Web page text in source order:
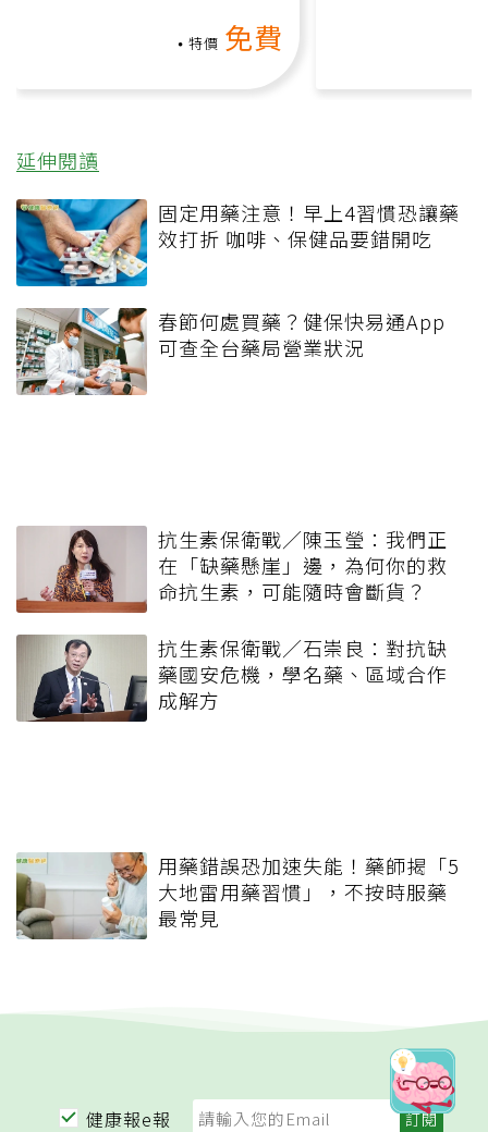
特價 免費
延伸閱讀
固定用藥注意！早上4習慣恐讓藥
效打折 咖啡、保健品要錯開吃
春節何處買藥？健保快易通App
可查全台藥局營業狀況
抗生素保衛戰／陳玉瑩：我們正
在「缺藥懸崖」邊，為何你的救
命抗生素，可能隨時會斷貨？
抗生素保衛戰／石崇良：對抗缺
藥國安危機，學名藥、區域合作
成解方
用藥錯誤恐加速失能！藥師揭「5
大地雷用藥習慣」，不按時服藥
最常見
健康報e報